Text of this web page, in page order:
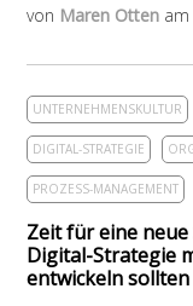
von Maren Otten am
UNTERNEHMENSKULTUR
DIGITAL-STRATEGIE
PROZESS-MANAGEMENT
Zeit für eine
Digital-Strategie
entwickeln sollten